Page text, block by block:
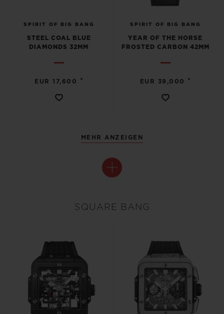
SPIRIT OF BIG BANG
STEEL COAL BLUE
DIAMONDS 32MM
EUR 17,600 •
SPIRIT OF BIG BANG
YEAR OF THE HORSE
FROSTED CARBON 42MM
EUR 39,000 •
MEHR ANZEIGEN
SQUARE BANG